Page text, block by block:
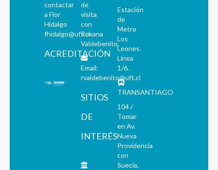
contactar
a Flor
Hidalgo
fhidalgo@uft.cl
ACREDITACIÓN
de
visita
con
Roxana
Valdebenito.
Email:
rvaldebenito@uft.cl
SITIOS
DE
INTERÉS
Estación
de
Metro
Los
Leones.
Línea
1/6.
TRANSANTIAGO
104 /
Tomar
en Av.
Nueva
Providencia
con
Suecia,